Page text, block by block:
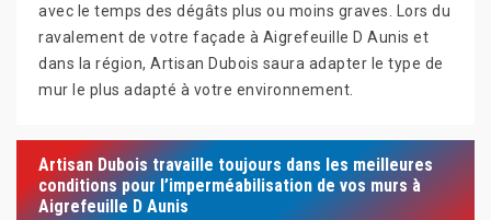
avec le temps des dégâts plus ou moins graves. Lors du
ravalement de votre façade à Aigrefeuille D Aunis et
dans la région, Artisan Dubois saura adapter le type de
mur le plus adapté à votre environnement.
Artisan Dubois travaille toujours dans les meilleures
conditions pour l’imperméabilisation de vos murs à
Aigrefeuille D Aunis